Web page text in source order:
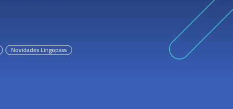
Novidades Lingopass